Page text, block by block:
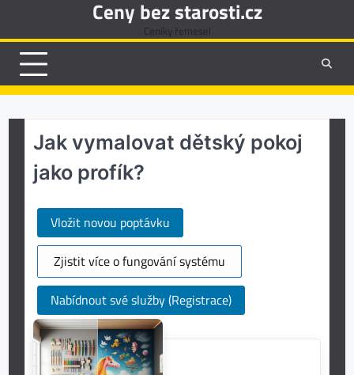
content
Ceny bez starosti.cz
Ceníky řemesel
Jak vymalovat dětský pokoj
jako profík?
Vložit novou poptávku
Zjistit více o fungování systému
Nabídnout své služby (Registrace)